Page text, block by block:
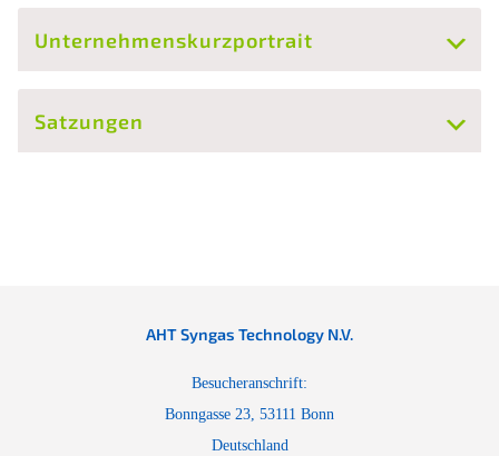
Unternehmenskurzportrait
Satzungen
AHT Syngas Technology N.V.
Besucheranschrift:
Bonngasse 23, 53111 Bonn
Deutschland